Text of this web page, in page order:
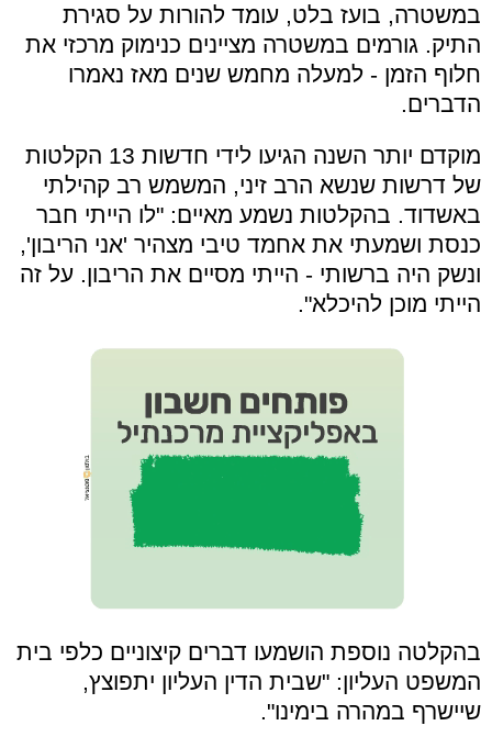
במשטרה, בועז בלט, עומד להורות על סגירת
התיק. גורמים במשטרה מציינים כנימוק מרכזי את
חלוף הזמן - למעלה מחמש שנים מאז נאמרו
הדברים.
מוקדם יותר השנה הגיעו לידי חדשות 13 הקלטות
של דרשות שנשא הרב זיני, המשמש רב קהילתי
באשדוד. בהקלטות נשמע מאיים: "לו הייתי חבר
כנסת ושמעתי את אחמד טיבי מצהיר 'אני הריבון',
ונשק היה ברשותי - הייתי מסיים את הריבון. על זה
הייתי מוכן להיכלא".
בהקלטה נוספת הושמעו דברים קיצוניים כלפי בית
המשפט העליון: "שבית הדין העליון יתפוצץ,
שיישרף במהרה בימינו".